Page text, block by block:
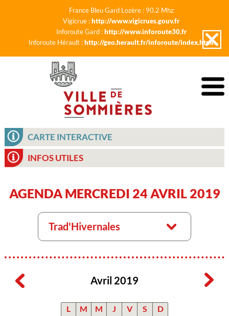
France Bleu Gard Lozère : 90.2 Mhz
Vigicrue :http://www.vigicrues.gouv.fr
Inforoute Gard :http://www.inforoute30.fr
Inforoute Hérault :http://geo.herault.fr/inforoute/index.html
CARTE INTERACTIVE
INFOS UTILES
AGENDA MERCREDI 24 AVRIL 2019
Trad'Hivernales
Avril 2019
L M M J V S D